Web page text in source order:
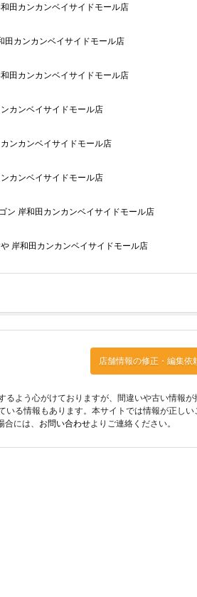
田カンカンベイサイドモール店
田カンカンベイサイドモール店
田カンカンベイサイドモール店
カンベイサイドモール店
ンカンベイサイドモール店
カンベイサイドモール店
ン 岸和田カンカンベイサイドモール店
岸和田カンカンベイサイドモール店
店舗情報の修正・編集依
るよう心がけておりますが、間違いや古い情報
いる情報もあります。本サイトでは情報が正し
には、 お問い合わせよりご連絡ください。